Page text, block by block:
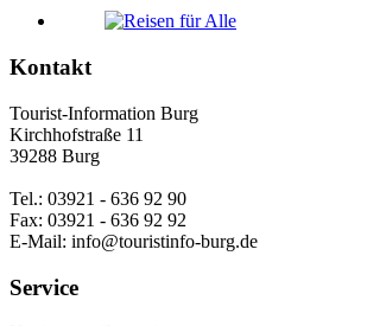
Kontakt
Tourist-Information Burg
Kirchhofstraße 11
39288 Burg
Tel.: 03921 - 636 92 90
Fax: 03921 - 636 92 92
E-Mail: info@touristinfo-burg.de
Service